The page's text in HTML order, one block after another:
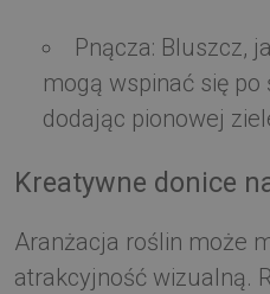
Pnącza: Bluszcz,
mogą wspinać się
dodając pionowej
Kreatywne donice
Aranżacja roślin może
atrakcyjność wizualną.